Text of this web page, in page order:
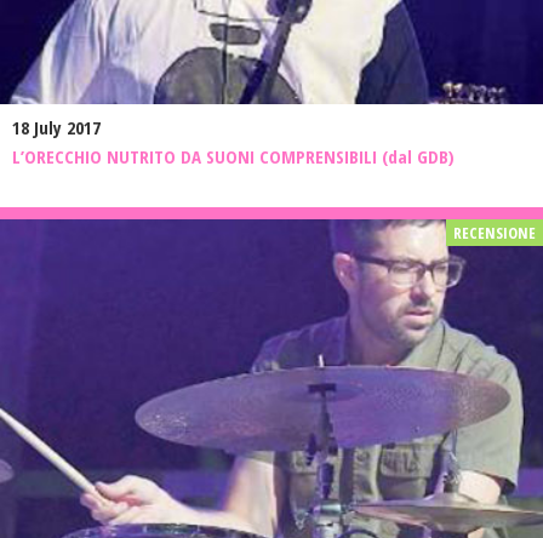
18 July 2017
L’ORECCHIO NUTRITO DA SUONI COMPRENSIBILI (dal GDB)